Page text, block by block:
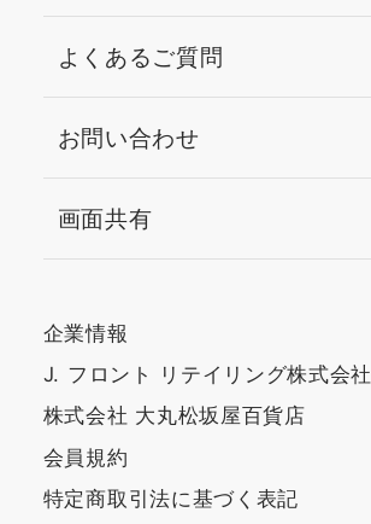
よくあるご質問
お問い合わせ
画面共有
企業情報
J. フロント リテイリング株式会社
株式会社 大丸松坂屋百貨店
会員規約
特定商取引法に基づく表記